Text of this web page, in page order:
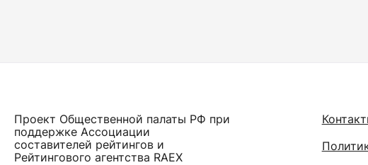
Проект Общественной палаты РФ при
поддержке Ассоциации
составителей рейтингов и
Рейтингового агентства RAEX